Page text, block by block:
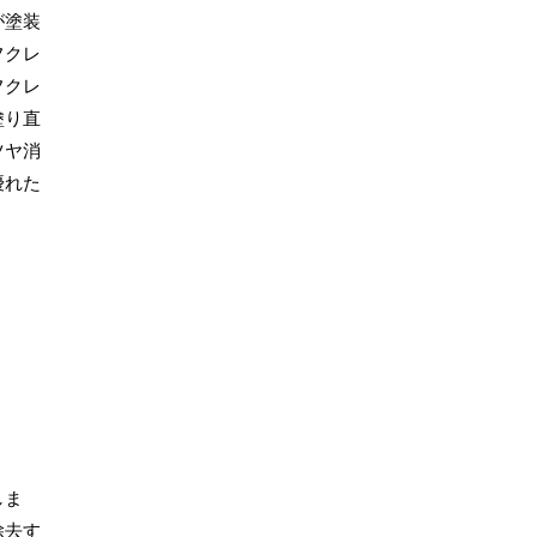
塗装
クレ
クレ
り直
ヤ消
た
去す